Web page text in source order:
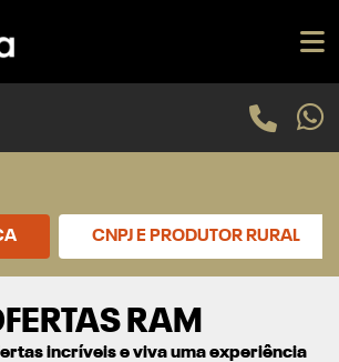
CNPJ E PRODUTOR RURAL
RAM
incríveis e viva uma experiência